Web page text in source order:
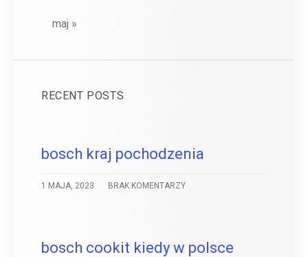
maj »
RECENT POSTS
bosch kraj pochodzenia
1 MAJA, 2023 BRAK KOMENTARZY
bosch cookit kiedy w polsce